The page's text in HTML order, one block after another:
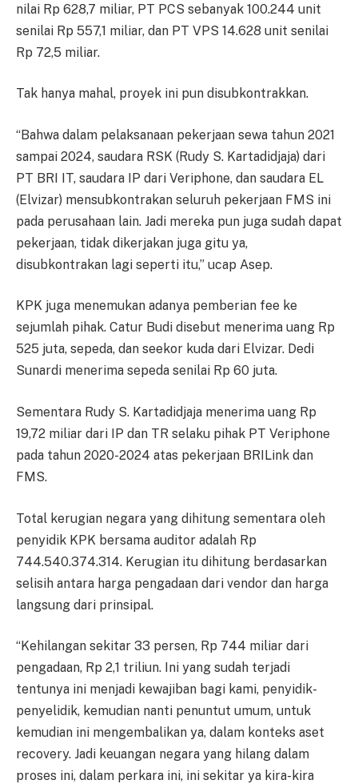
nilai Rp 628,7 miliar, PT PCS sebanyak 100.244 unit
senilai Rp 557,1 miliar, dan PT VPS 14.628 unit senilai
Rp 72,5 miliar.
Tak hanya mahal, proyek ini pun disubkontrakkan.
“Bahwa dalam pelaksanaan pekerjaan sewa tahun 2021
sampai 2024, saudara RSK (Rudy S. Kartadidjaja) dari
PT BRI IT, saudara IP dari Veriphone, dan saudara EL
(Elvizar) mensubkontrakan seluruh pekerjaan FMS ini
pada perusahaan lain. Jadi mereka pun juga sudah dapat
pekerjaan, tidak dikerjakan juga gitu ya,
disubkontrakan lagi seperti itu,” ucap Asep.
KPK juga menemukan adanya pemberian fee ke
sejumlah pihak. Catur Budi disebut menerima uang Rp
525 juta, sepeda, dan seekor kuda dari Elvizar. Dedi
Sunardi menerima sepeda senilai Rp 60 juta.
Sementara Rudy S. Kartadidjaja menerima uang Rp
19,72 miliar dari IP dan TR selaku pihak PT Veriphone
pada tahun 2020-2024 atas pekerjaan BRILink dan
FMS.
Total kerugian negara yang dihitung sementara oleh
penyidik KPK bersama auditor adalah Rp
744.540.374.314. Kerugian itu dihitung berdasarkan
selisih antara harga pengadaan dari vendor dan harga
langsung dari prinsipal.
“Kehilangan sekitar 33 persen, Rp 744 miliar dari
pengadaan, Rp 2,1 triliun. Ini yang sudah terjadi
tentunya ini menjadi kewajiban bagi kami, penyidik-
penyelidik, kemudian nanti penuntut umum, untuk
kemudian ini mengembalikan ya, dalam konteks aset
recovery. Jadi keuangan negara yang hilang dalam
proses ini, dalam perkara ini, ini sekitar ya kira-kira